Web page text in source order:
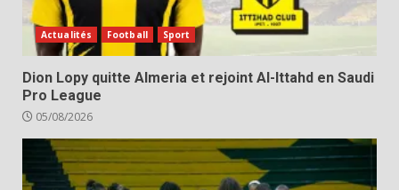
Actualités Football Sport
Dion Lopy quitte Almeria et rejoint Al-Ittahd en Saudi
Pro League
05/08/2026